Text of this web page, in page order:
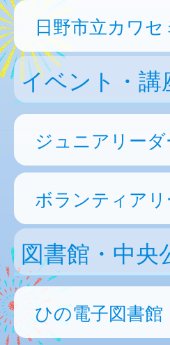
日野市立カワ
イベント・講
ジュニアリー
ボランティア
図書館・中央
ひの電子図書館